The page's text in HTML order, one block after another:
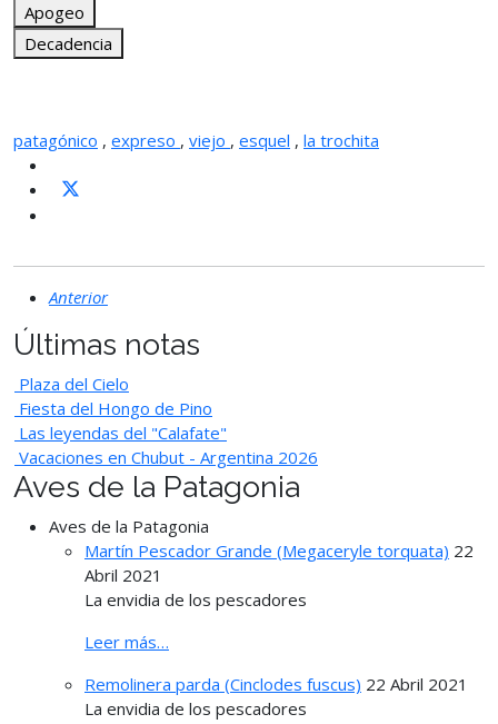
Apogeo
Decadencia
patagónico , expreso , viejo , esquel , la trochita
Anterior
Últimas notas
Plaza del Cielo
Fiesta del Hongo de Pino
Las leyendas del "Calafate"
Vacaciones en Chubut - Argentina 2026
Aves de la Patagonia
Aves de la Patagonia
Martín Pescador Grande (Megaceryle torquata) 22
Abril 2021
La envidia de los pescadores
Leer más…
Remolinera parda (Cinclodes fuscus) 22 Abril 2021
La envidia de los pescadores